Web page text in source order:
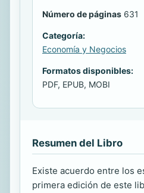
Número de páginas 631
Categoría:
Economía y Negocios
Formatos disponibles:
PDF, EPUB, MOBI
Resumen del Libro
Existe acuerdo entre los
primera edición de este